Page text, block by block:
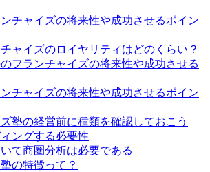
チャイズの将来性や成功させるポイン
ャイズのロイヤリティはどのくらい？
フランチャイズの将来性や成功させる
チャイズの将来性や成功させるポイン
塾の経営前に種類を確認しておこう
ングする必要性
て商圏分析は必要である
の特徴って？